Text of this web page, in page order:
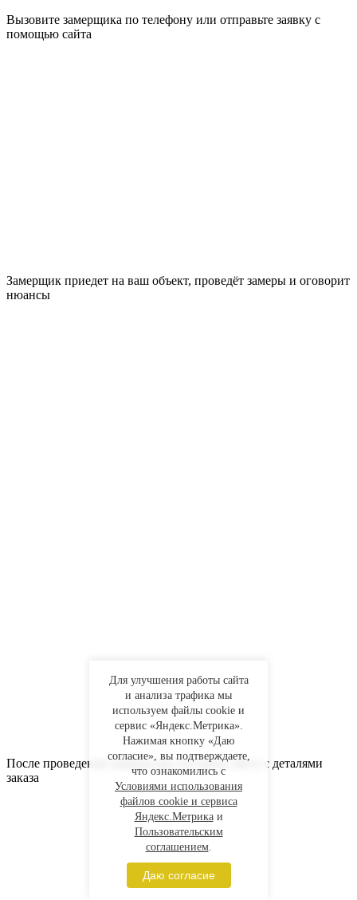
Вызовите замерщика по телефону или отправьте заявку с
помощью сайта
Замерщик приедет на ваш объект, проведёт замеры и оговорит
нюансы
После проведения замеров мы составим смету с деталями
заказа
Для улучшения работы сайта
и анализа трафика мы
используем файлы cookie и
сервис «Яндекс.Метрика».
Нажимая кнопку «Даю
согласие», вы подтверждаете,
что ознакомились с
Условиями использования
файлов cookie и сервиса
Яндекс.Метрикаи
Пользовательским
соглашением.
Даю согласие